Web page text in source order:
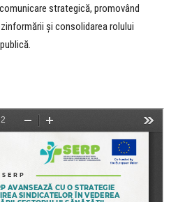
strategică, promovând
și consolidarea rolului